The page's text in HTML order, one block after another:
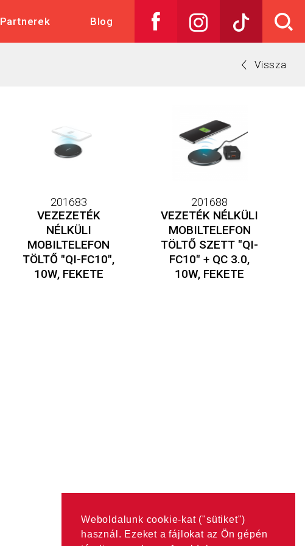
Weboldalunk cookie-kat ("sütiket")
használ. Ezeket a fájlokat az Ön gépén
Partnerek Blog
Vissza
201683
VEZEZETÉK
NÉLKÜLI
MOBILTELEFON
TÖLTŐ "QI-FC10",
10W, FEKETE
201688
VEZETÉK NÉLKÜLI
MOBILTELEFON
TÖLTŐ SZETT "QI-
FC10" + QC 3.0,
10W, FEKETE